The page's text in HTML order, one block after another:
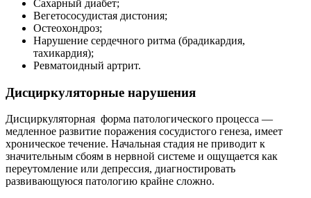
Сахарный диабет;
Вегетососудистая дистония;
Остеохондроз;
Нарушение сердечного ритма (брадикардия,
тахикардия);
Ревматоидный артрит.
Дисциркуляторные нарушения
Дисциркуляторная форма патологического процесса —
медленное развитие поражения сосудистого генеза, имеет
хроническое течение. Начальная стадия не приводит к
значительным сбоям в нервной системе и ощущается как
переутомление или депрессия, диагностировать
развивающуюся патологию крайне сложно.